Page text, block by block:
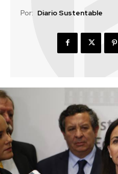
Por: Diario Sustentable